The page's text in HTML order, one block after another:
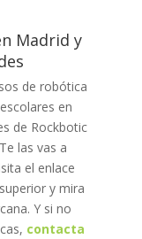
Madrid y
de robótica
en
de Rockbotic
las vas a
el enlace
y mira
Y si no
contacta